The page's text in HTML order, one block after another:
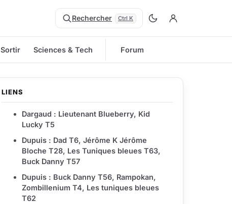
Rechercher Ctrl K
Sortir Sciences & Tech Forum
LIENS
Dargaud : Lieutenant Blueberry, Kid
Lucky T5
Dupuis : Dad T6, Jérôme K Jérôme
Bloche T28, Les Tuniques bleues T63,
Buck Danny T57
Dupuis : Buck Danny T56, Rampokan,
Zombillenium T4, Les tuniques bleues
T62